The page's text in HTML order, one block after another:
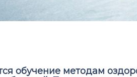
обучение методам